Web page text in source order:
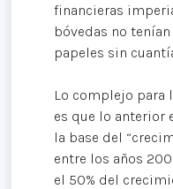
financieras
bóvedas no
papeles sin
Lo complejo para
es que lo anterior
la base del
entre los años
el 50% del